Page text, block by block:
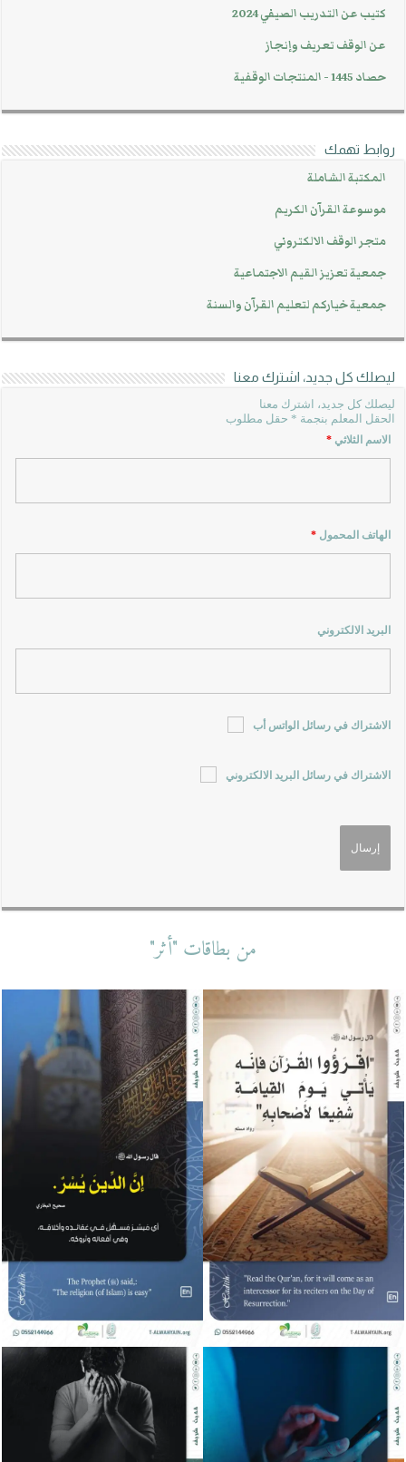
كتيب عن التدريب الصيفي 2024
عن الوقف تعريف وإنجاز
حصاد 1445 - المنتجات الوقفية
روابط تهمك
المكتبة الشاملة
موسوعة القرآن الكريم
متجر الوقف الالكتروني
جمعية تعزيز القيم الاجتماعية
جمعية خياركم لتعليم القرآن والسنة
ليصلك كل جديد، اشترك معنا
ليصلك كل جديد، اشترك معنا
الحقل المعلم بنجمة * حقل مطلوب
الاسم الثلاثي*
الهاتف المحمول*
البريد الالكتروني
الاشتراك في رسائل الواتس أب
الاشتراك في رسائل البريد الالكتروني
من بطاقات "أثر"